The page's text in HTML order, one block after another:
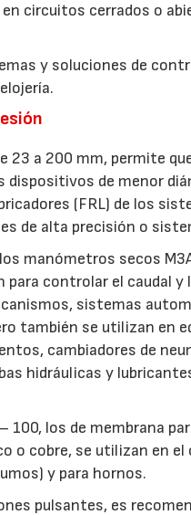
circuitos cerrados o
y soluciones de
23 a 200 mm, permite
de menor
(FRL) de los
de alta precisión o
manómetros secos
controlar el caudal y
sistemas
también se utilizan en
cambiadores de
hidráulicas y
los de membrana
o cobre, se utilizan en
y para hornos.
pulsantes, es